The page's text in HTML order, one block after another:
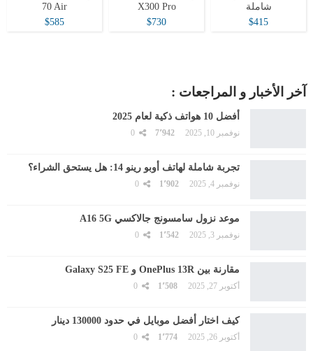
شاملة
$415
X300 Pro
$730
70 Air
$585
آخر الأخبار و المراجعات :
أفضل 10 هواتف ذكية لعام 2025
نوفمبر 10, 2025 7٬942
تجربة شاملة لهاتف أوبو رينو 14: هل يستحق الشراء؟
نوفمبر 4, 2025 1٬902
موعد نزول سامسونج جالاكسي A16 5G
نوفمبر 3, 2025 1٬542
مقارنة بين OnePlus 13R و Galaxy S25 FE
أكتوبر 27, 2025 1٬508
كيف اختار أفضل موبايل في حدود 130000 دينار
أكتوبر 26, 2025 1٬774